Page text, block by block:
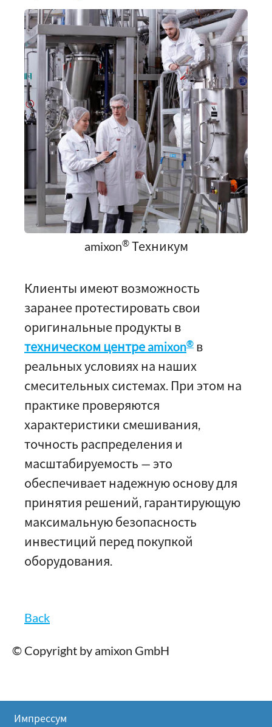
amixon®Техникум
Клиенты имеют возможность
заранее протестировать свои
оригинальные продукты в
техническом центре amixon® в
реальных условиях на наших
смесительных системах. При этом на
практике проверяются
характеристики смешивания,
точность распределения и
масштабируемость — это
обеспечивает надежную основу для
принятия решений, гарантирующую
максимальную безопасность
инвестиций перед покупкой
оборудования.
Back
© Copyright by amixon GmbH
Импрессум